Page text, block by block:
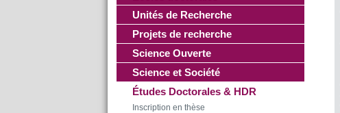
Unités de Recherche
Projets de recherche
Science Ouverte
Science et Société
Études Doctorales & HDR
Inscription en thèse